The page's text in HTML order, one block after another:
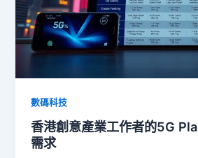
數碼科技
香港創意產業工作者的5G
需求